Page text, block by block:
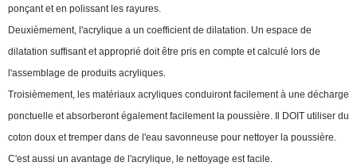
ponçant et en polissant les rayures.
Deuxièmement, l'acrylique a un coefficient de dilatation. Un espace de
dilatation suffisant et approprié doit être pris en compte et calculé lors de
l'assemblage de produits acryliques.
Troisièmement, les matériaux acryliques conduiront facilement à une décharge
ponctuelle et absorberont également facilement la poussière. Il DOIT utiliser du
coton doux et tremper dans de l'eau savonneuse pour nettoyer la poussière.
C'est aussi un avantage de l'acrylique, le nettoyage est facile.